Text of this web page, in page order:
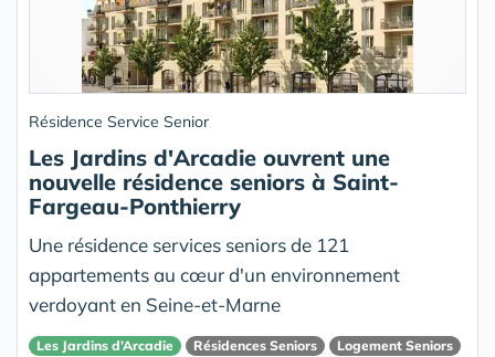
Résidence Service Senior
Les Jardins d'Arcadie ouvrent une
nouvelle résidence seniors à Saint-
Fargeau-Ponthierry
Une résidence services seniors de 121
appartements au cœur d'un environnement
verdoyant en Seine-et-Marne
Les Jardins d’Arcadie Résidences Seniors
Logement Seniors